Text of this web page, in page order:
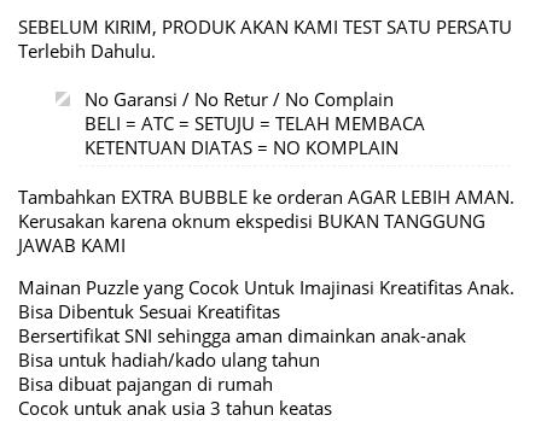
SEBELUM KIRIM, PRODUK AKAN KAMI TEST SATU PERSATU
Terlebih Dahulu.
No Garansi / No Retur / No Complain
BELI = ATC = SETUJU = TELAH MEMBACA
KETENTUAN DIATAS = NO KOMPLAIN
Tambahkan EXTRA BUBBLE ke orderan AGAR LEBIH AMAN.
Kerusakan karena oknum ekspedisi BUKAN TANGGUNG
JAWAB KAMI
Mainan Puzzle yang Cocok Untuk Imajinasi Kreatifitas Anak.
Bisa Dibentuk Sesuai Kreatifitas
Bersertifikat SNI sehingga aman dimainkan anak-anak
Bisa untuk hadiah/kado ulang tahun
Bisa dibuat pajangan di rumah
Cocok untuk anak usia 3 tahun keatas